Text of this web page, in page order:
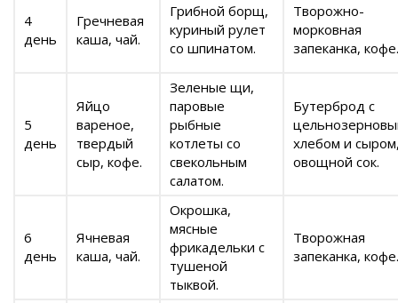
4
день
Гречневая
каша, чай.
Грибной борщ,
куриный рулет
со шпинатом.
Творожно-
морковная
запеканка, кофе.
5
день
Яйцо
вареное,
твердый
сыр, кофе.
Зеленые щи,
паровые
рыбные
котлеты со
свекольным
салатом.
Бутерброд с
хлебом и
овощной сок.
6
день
Ячневая
каша, чай.
Окрошка,
мясные
фрикадельки с
тушеной
тыквой.
Творожная
запеканка, кофе.